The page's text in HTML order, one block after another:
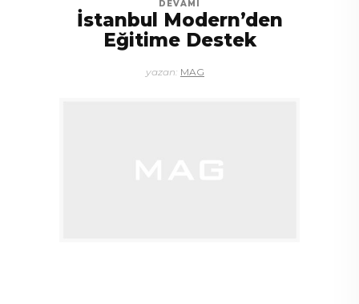
DEVAMI
İstanbul Modern’den
Eğitime Destek
yazan: MAG